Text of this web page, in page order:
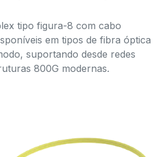
tipo figura-8 com cabo
em tipos de fibra óptica
suportando desde redes
800G modernas.